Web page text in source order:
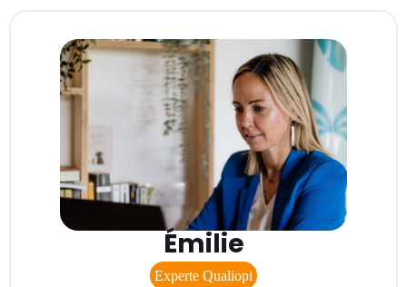
Émilie
Experte Qualiopi